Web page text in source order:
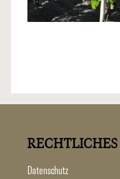
RECHTLICHES
Datenschutz